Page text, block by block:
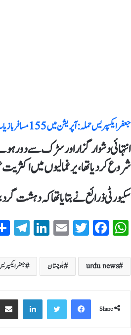
جعفر ایکسپریس حملہ : آپریشن میں 155 مسافر بازیاب، 27 دہشت گرد ہلاک
انتہائی دشوار گزار اور سڑک سے دور
شروع کردیا تھا، یرغمالیوں میں
سکیورٹی ذرائع نے بتایاتھاکہ دہشت
W
ha
ts
A
pp
Fa
ce
bo
ok
T
wi
tte
r
E
m
ail
Li
nk
ed
In
T
el
ra
m
urdu news بلوچستان جعفر
Share